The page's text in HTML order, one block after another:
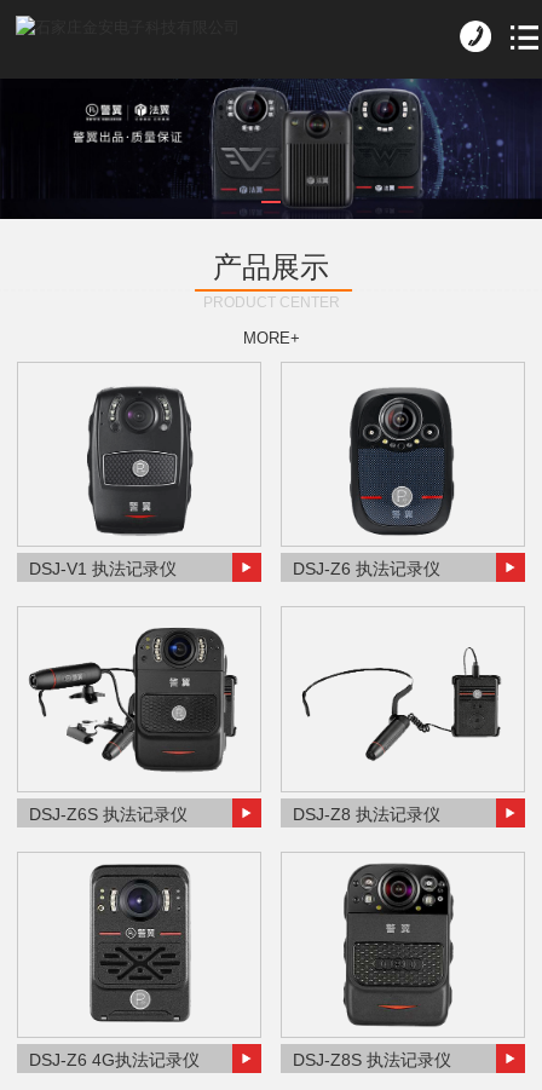
产品展示
PRODUCT CENTER
MORE+
DSJ-V1 执法记录仪 DSJ-Z6 执法记录仪
DSJ-Z6S 执法记录仪 DSJ-Z8 执法记录仪
DSJ-Z6 4G执法记录仪 DSJ-Z8S 执法记录仪